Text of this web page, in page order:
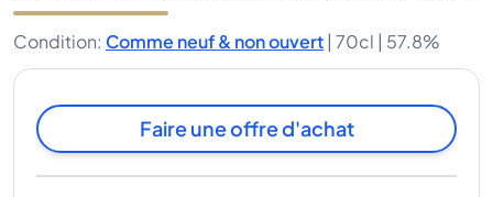
Condition: Comme neuf & non ouvert | 70cl | 57.8%
Faire une offre d'achat